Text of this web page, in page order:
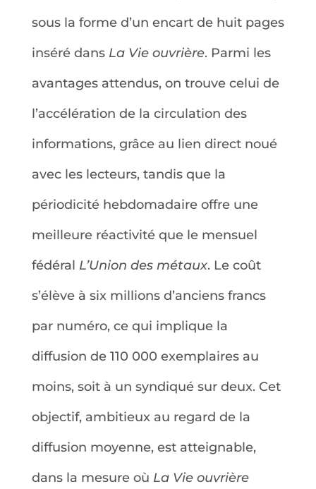
sous la forme d’un encart de huit pages
inséré dans La Vie ouvrière. Parmi les
avantages attendus, on trouve celui de
l’accélération de la circulation des
informations, grâce au lien direct noué
avec les lecteurs, tandis que la
périodicité hebdomadaire offre une
meilleure réactivité que le mensuel
fédéral L’Union des métaux. Le coût
s’élève à six millions d’anciens francs
par numéro, ce qui implique la
diffusion de 110 000 exemplaires au
moins, soit à un syndiqué sur deux. Cet
objectif, ambitieux au regard de la
diffusion moyenne, est atteignable,
dans la mesure où La Vie ouvrière